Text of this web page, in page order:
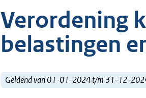
Verordening
belastingen
Geldend van 01-01-2024 t/m 31-12-